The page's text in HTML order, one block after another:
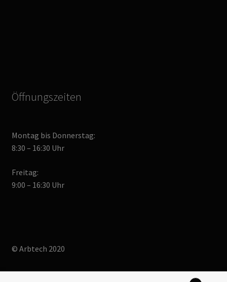
Öffnungszeiten
Montag bis Donnerstag:
8:30 – 16:30 Uhr
Freitag:
9:00 – 16:30 Uhr
© Arbtech 2020